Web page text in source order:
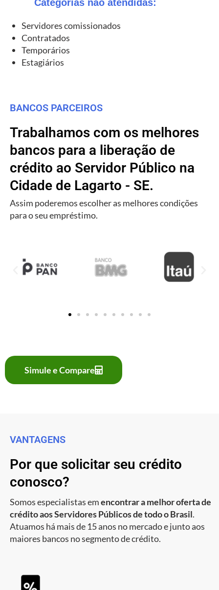
Categorias não atendidas:
Servidores comissionados
Contratados
Temporários
Estagiários
BANCOS PARCEIROS
Trabalhamos com os melhores
bancos para a liberação de
crédito ao Servidor Público na
Cidade de Lagarto - SE.
Assim poderemos escolher as melhores condições
para o seu empréstimo.
Simule e Compare
VANTAGENS
Por que solicitar seu crédito
conosco?
Somos especialistas emencontrar a melhor oferta de
crédito aos Servidores Públicos de todo o Brasil.
Atuamos há mais de 15 anos no mercado e junto aos
maiores bancos no segmento de crédito.